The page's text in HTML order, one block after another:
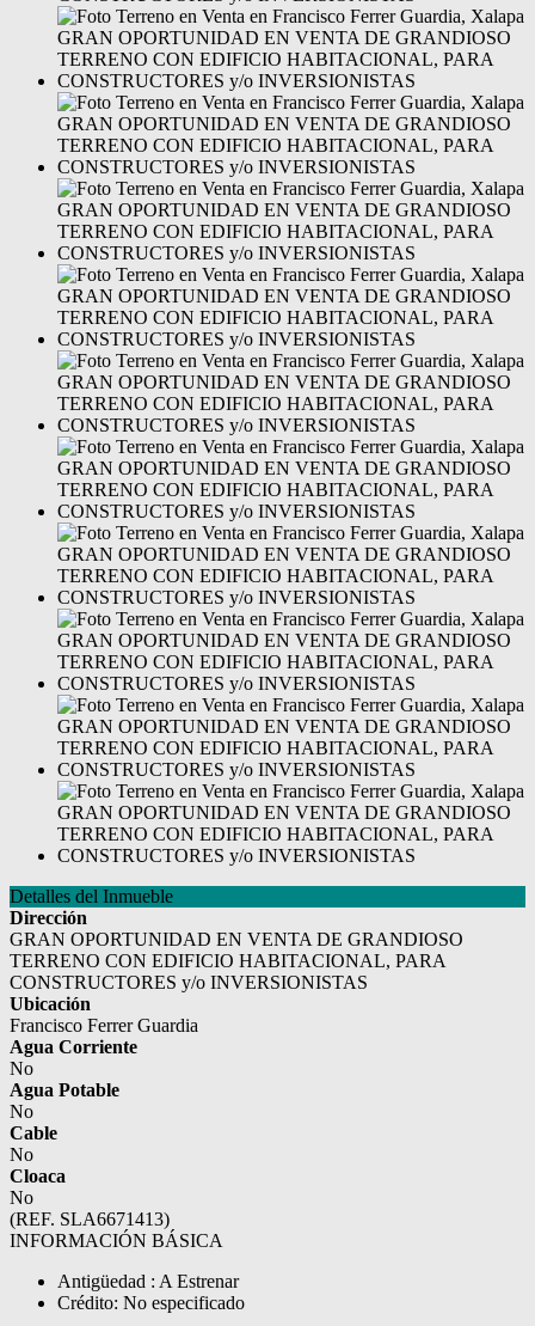
Detalles del Inmueble
Dirección
GRAN OPORTUNIDAD EN VENTA DE GRANDIOSO
TERRENO CON EDIFICIO HABITACIONAL, PARA
CONSTRUCTORES y/o INVERSIONISTAS
Ubicación
Francisco Ferrer Guardia
Agua Corriente
No
Agua Potable
No
Cable
No
Cloaca
No
(REF. SLA6671413)
INFORMACIÓN BÁSICA
Antigüedad : A Estrenar
Crédito: No especificado